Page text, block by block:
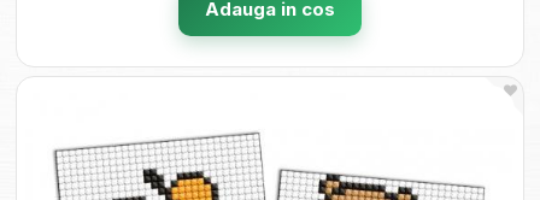
Adauga in cos